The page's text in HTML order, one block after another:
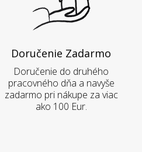
Doručenie Zadarmo
Doručenie do druhého
pracovného dňa a navyše
zadarmo pri nákupe za viac
ako 100 Eur.